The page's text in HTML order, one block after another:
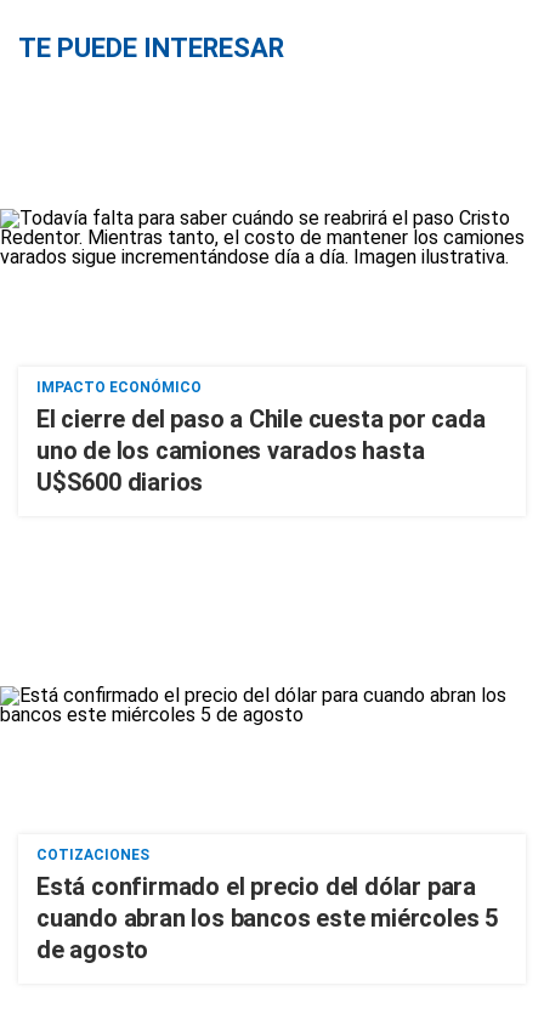
TE PUEDE INTERESAR
IMPACTO ECONÓMICO
El cierre del paso a Chile cuesta por cada
uno de los camiones varados hasta
U$S600 diarios
COTIZACIONES
Está confirmado el precio del dólar para
cuando abran los bancos este miércoles 5
de agosto